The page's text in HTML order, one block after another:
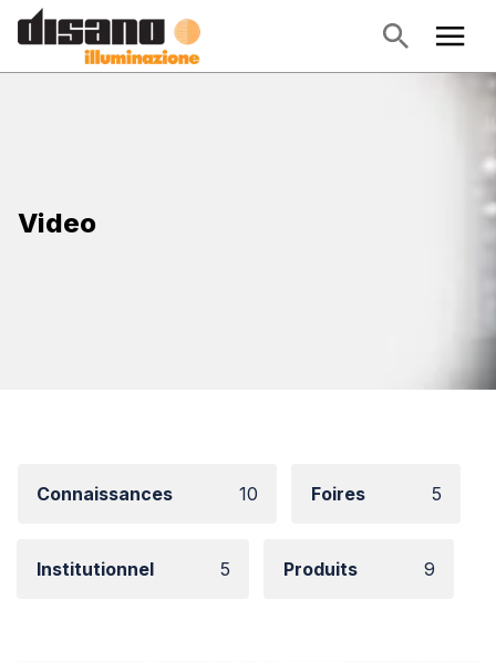
Video
Connaissances 10 Foires 5
Institutionnel 5 Produits 9